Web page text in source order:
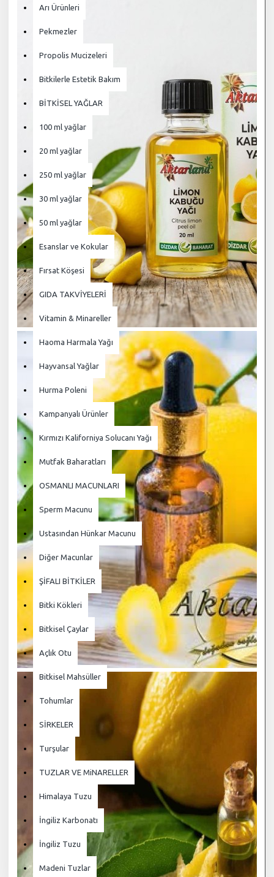
Arı Ürünleri
Pekmezler
Propolis Mucizeleri
Bitkilerle Estetik Bakım
BİTKİSEL YAĞLAR
100 ml yağlar
20 ml yağlar
250 ml yağlar
30 ml yağlar
50 ml yağlar
Esanslar ve Kokular
Fırsat Köşesi
GIDA TAKVİYELERİ
Vitamin & Minareller
Haoma Harmala Yağı
Hayvansal Yağlar
Hurma Poleni
Kampanyalı Ürünler
Kırmızı Kaliforniya Solucanı Yağı
Mutfak Baharatları
OSMANLI MACUNLARI
Sperm Macunu
Ustasından Hünkar Macunu
Diğer Macunlar
ŞİFALI BİTKİLER
Bitki Kökleri
Bitkisel Çaylar
Açlık Otu
Bitkisel Mahsüller
Tohumlar
SİRKELER
Turşular
TUZLAR VE MiNARELLER
Himalaya Tuzu
İngiliz Karbonatı
İngiliz Tuzu
Madeni Tuzlar